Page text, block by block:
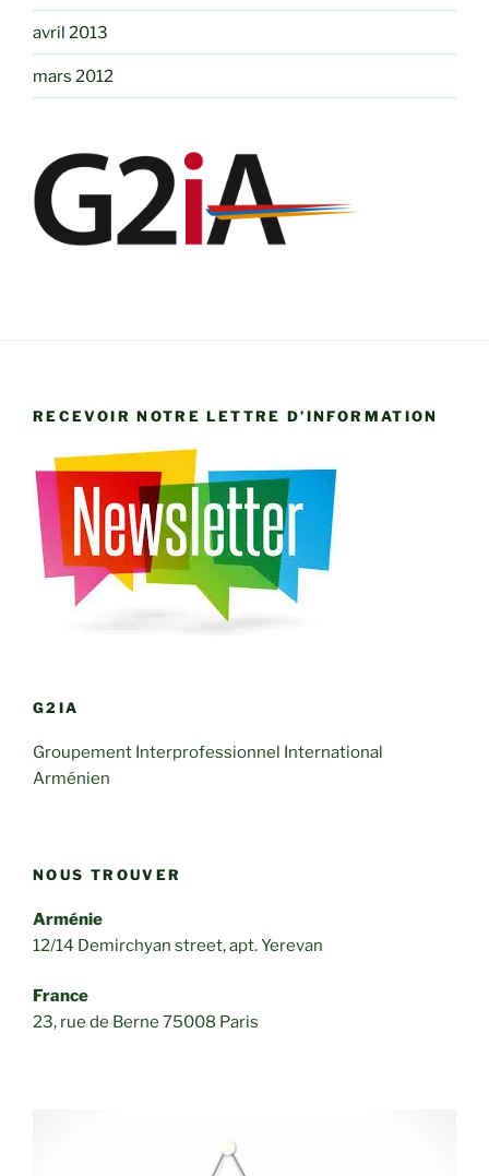
avril 2013
mars 2012
RECEVOIR NOTRE LETTRE D’INFORMATION
G2IA
Groupement Interprofessionnel International
Arménien
NOUS TROUVER
Arménie
12/14 Demirchyan street, apt. Yerevan
France
23, rue de Berne 75008 Paris